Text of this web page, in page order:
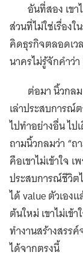
อันที่สอง เข
ส่วนที่ไม่ใช่เรื่อง
คิดธุรกิจตลอดเว
นาครไม่รู้จักคำว่
ต่อมา นิ้วกลม
เล่าประสบการณ์
ไปทำอย่างอื่น ไป
ถามนิ้วกลมว่า “ถ
คือเขาไม่เข้าใจ
ประสบการณ์ชีวิ
ได้ value ตัวเอ
ต้นใหม่ เขาไม่เข้
ทำงานสร้างสรร
ได้จากตรงนี้